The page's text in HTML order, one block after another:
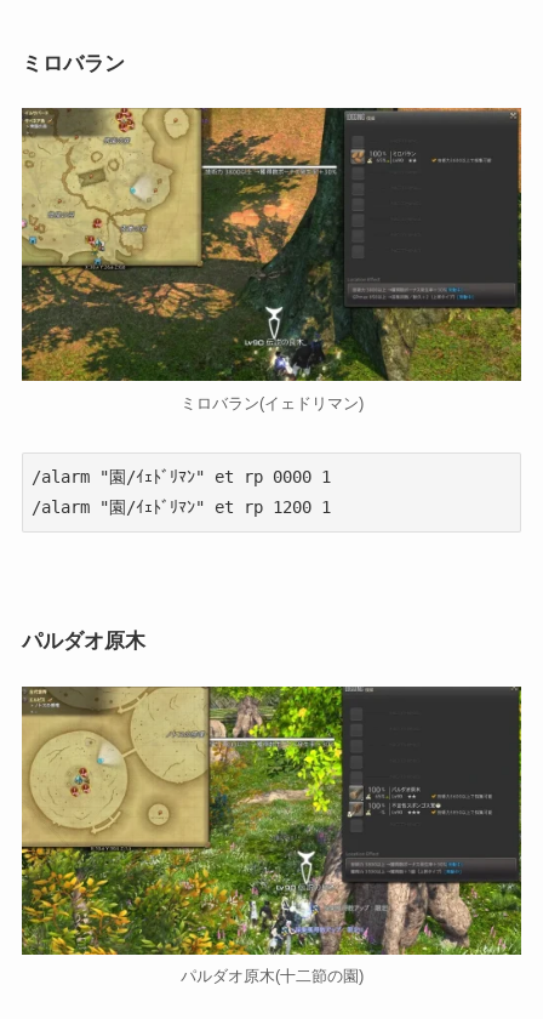
ミロバラン
ミロバラン(イェドリマン)
/alarm "園/ｲｪﾄﾞﾘﾏﾝ" et rp 0000 1
/alarm "園/ｲｪﾄﾞﾘﾏﾝ" et rp 1200 1
パルダオ原木
パルダオ原木(十二節の園)